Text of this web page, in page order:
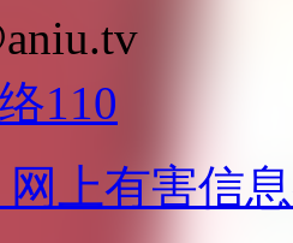
110
网上有害信